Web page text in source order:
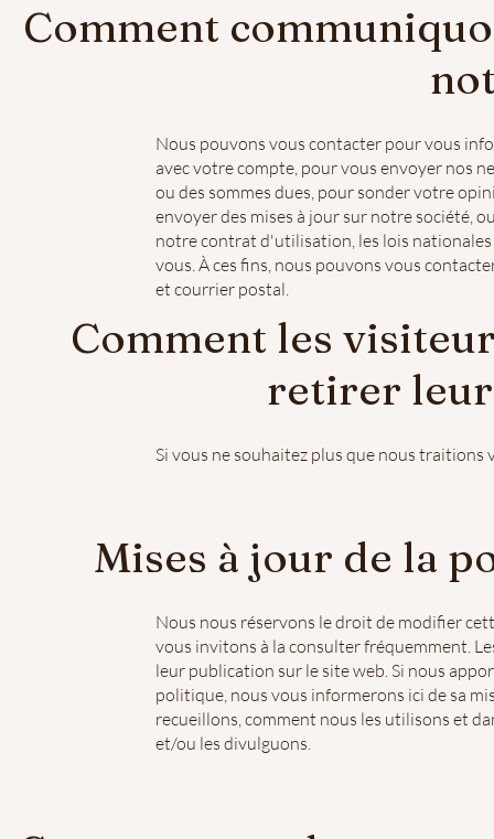
Comment
Nous pouvons vous contacter pour vous
avec votre compte, pour vous envoyer nos
ou des sommes dues, pour sonder votre
envoyer des mises à jour sur notre société,
notre contrat d'utilisation, les lois
vous. À ces fins, nous pouvons vous
et courrier postal.
Comment les
retirer leur
Si vous ne souhaitez plus que nous
Mises à jour de la
Nous nous réservons le droit de modifier
vous invitons à la consulter fréquemment.
leur publication sur le site web. Si nous
politique, nous vous informerons ici de sa
recueillons, comment nous les utilisons et
et/ou les divulguons.